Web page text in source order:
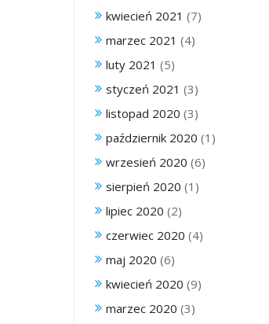
kwiecień 2021 (7)
marzec 2021 (4)
luty 2021 (5)
styczeń 2021 (3)
listopad 2020 (3)
październik 2020 (1)
wrzesień 2020 (6)
sierpień 2020 (1)
lipiec 2020 (2)
czerwiec 2020 (4)
maj 2020 (6)
kwiecień 2020 (9)
marzec 2020 (3)